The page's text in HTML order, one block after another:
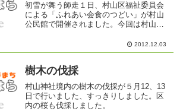
初雪が舞う師走１日、村山区福祉委員会
による「ふれあい会食のつどい」が村山
公民館で開催されました。今回は村山育
自治協広報部会に寄せられた村山地区の
昔の写真をお借りして展示されました。
2012.12.03
樹木の伐採
村山神社境内の樹木の伐採が５月12、13
日で行いました、すっきりしました。区
内の桜も伐採しました。